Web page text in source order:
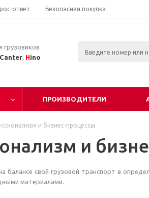
ответ Безопасная покупка
грузовиков
, Hino
ПРОИЗВОДИТЕЛИ
и бизнес-процессы
и
свой грузовой транспорт в
материалами.